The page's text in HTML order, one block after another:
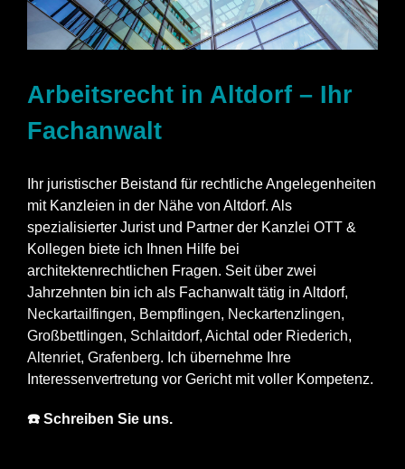
Arbeitsrecht in Altdorf – Ihr
Fachanwalt
Ihr juristischer Beistand für rechtliche Angelegenheiten
mit Kanzleien in der Nähe von Altdorf. Als
spezialisierter Jurist und Partner der Kanzlei OTT &
Kollegen biete ich Ihnen Hilfe bei
architektenrechtlichen Fragen. Seit über zwei
Jahrzehnten bin ich als Fachanwalt tätig in Altdorf,
Neckartailfingen, Bempflingen, Neckartenzlingen,
Großbettlingen, Schlaitdorf, Aichtal oder Riederich,
Altenriet, Grafenberg. Ich übernehme Ihre
Interessenvertretung vor Gericht mit voller Kompetenz.
☎️ Schreiben Sie uns.